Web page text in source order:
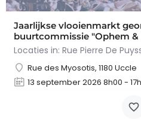
Jaarlijkse vlooienmarkt
buurtcommissie "Ophem &
Rue des Myosotis, 1180 Uccle
13 september 2026 8h00 -